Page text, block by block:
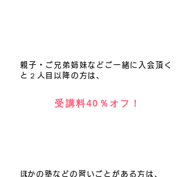
親子・ご兄弟姉妹などご一緒に入会頂く
と２人目以降の方は、
受講料40％オフ！
​​​ほかの塾などの習いごとがある方は、